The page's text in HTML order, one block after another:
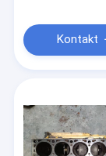
Kontakt